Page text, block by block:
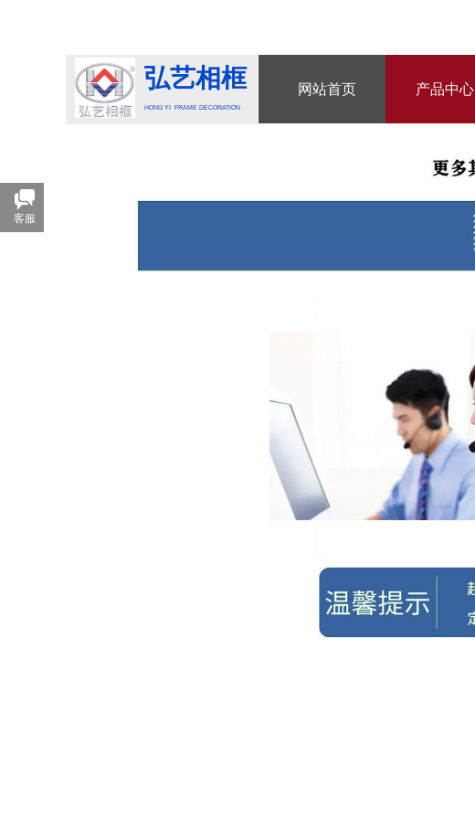
网站首页 产品中心
弘艺相框
HONG YI FRAME DECORATION
客服